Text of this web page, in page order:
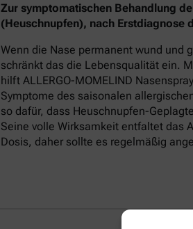
Zur symptomatischen Behandlung
(Heuschnupfen), nach Erstdiagnose
Wenn die Nase permanent wund und
schränkt das die Lebensqualität ein.
hilft ALLERGO-MOMELIND
Symptome des saisonalen
so dafür, dass Heuschnupfen-
Seine volle Wirksamkeit entfaltet das
Dosis, daher sollte es regelmäßig